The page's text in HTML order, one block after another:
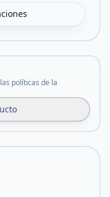
políticas de la